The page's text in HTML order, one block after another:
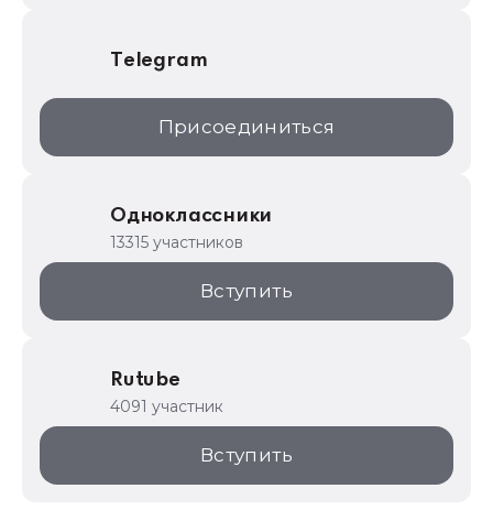
Telegram
Присоединиться
Одноклассники
13315 участников
Вступить
Rutube
4091 участник
Вступить